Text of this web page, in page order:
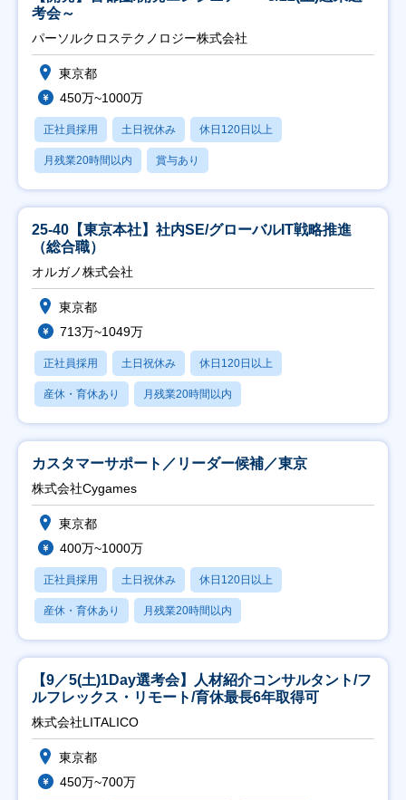
考会～
パーソルクロステクノロジー株式会社
東京都
450万~1000万
正社員採用 土日祝休み 休日120日以上
月残業20時間以内 賞与あり
25-40【東京本社】社内SE/グローバルIT戦略推進
（総合職）
オルガノ株式会社
東京都
713万~1049万
正社員採用 土日祝休み 休日120日以上
産休・育休あり 月残業20時間以内
カスタマーサポート／リーダー候補／東京
株式会社Cygames
東京都
400万~1000万
正社員採用 土日祝休み 休日120日以上
産休・育休あり 月残業20時間以内
【9／5(土)1Day選考会】人材紹介コンサルタント/フ
ルフレックス・リモート/育休最長6年取得可
株式会社LITALICO
東京都
450万~700万